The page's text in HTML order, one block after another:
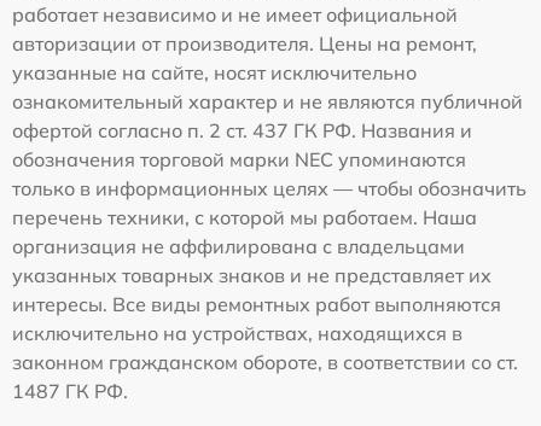
работает независимо и не имеет официальной
авторизации от производителя. Цены на ремонт,
указанные на сайте, носят исключительно
ознакомительный характер и не являются публичной
офертой согласно п. 2 ст. 437 ГК РФ. Названия и
обозначения торговой марки NEC упоминаются
только в информационных целях — чтобы обозначить
перечень техники, с которой мы работаем. Наша
организация не аффилирована с владельцами
указанных товарных знаков и не представляет их
интересы. Все виды ремонтных работ выполняются
исключительно на устройствах, находящихся в
законном гражданском обороте, в соответствии со ст.
1487 ГК РФ.